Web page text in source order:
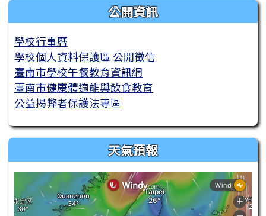
公開資訊
學校行事曆
學校個人資料保護區 公開徵信
臺南市學校午餐教育資訊網
臺南市健康體適能與飲食教育
公益揭弊者保護法專區
天氣預報